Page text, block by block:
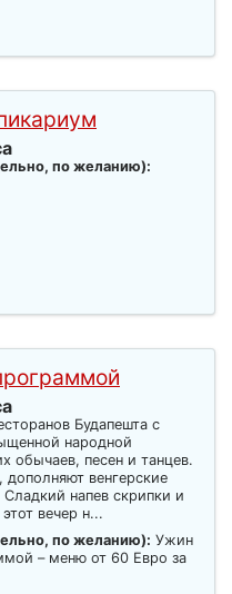
по желанию):
Будапешта с
народной
обычаев, песен и танцев.
венгерские
напев скрипки и
вечер н...
по желанию): Ужин
– меню от 60 Евро за